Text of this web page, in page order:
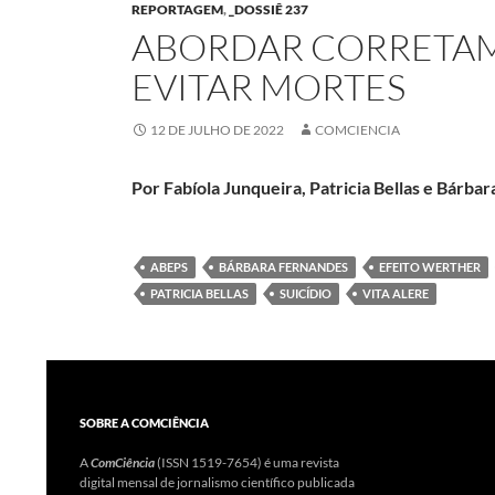
REPORTAGEM, _DOSSIÊ 237
ABORDAR
EVITAR MORTES
12 DE JULHO DE 2022 COMCIENCIA
Por Fabíola Junqueira, Patricia Bellas e
ABEPS BÁRBARA FERNANDES EFEITO WERTHER
PATRICIA BELLAS
SUICÍDIO VITA ALERE
SOBRE A COMCIÊNCIA
AComCiência(ISSN 1519-7654) é uma revista
digital mensal de jornalismo científico publicada